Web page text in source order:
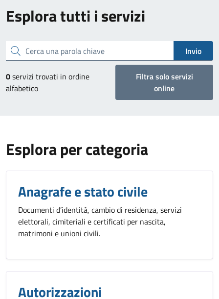
Esplora tutti i servizi
Cerca una parola chiave Invio
0servizi trovati in ordine
alfabetico
Filtra solo servizi
online
Esplora per categoria
Anagrafe e stato civile
Documenti d’identità, cambio di residenza, servizi
elettorali, cimiteriali e certificati per nascita,
matrimoni e unioni civili.
Autorizzazioni